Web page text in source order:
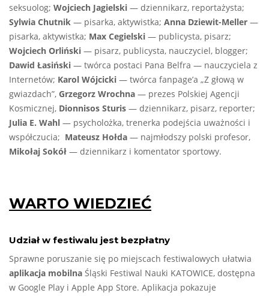
seksuolog; Wojciech Jagielski — dziennikarz, reportażysta;
Sylwia Chutnik — pisarka, aktywistka; Anna Dziewit-Meller —
pisarka, aktywistka; Max Cegielski — publicysta, pisarz;
Wojciech Orliński — pisarz, publicysta, nauczyciel, blogger;
Dawid Łasiński — twórca postaci Pana Belfra — nauczyciela z
Internetów; Karol Wójcicki — twórca fanpage’a „Z głową w
gwiazdach”, Grzegorz Wrochna — prezes Polskiej Agencji
Kosmicznej, Dionnisos Sturis — dziennikarz, pisarz, reporter;
Julia E. Wahl — psycholożka, trenerka podejścia uważności i
współczucia; Mateusz Hołda — najmłodszy polski profesor,
Mikołaj Sokół — dziennikarz i komentator sportowy.
WARTO WIEDZIEĆ
Udział w festiwalu jest bezpłatny
Sprawne poruszanie się po miejscach festiwalowych ułatwia
aplikacja mobilna Śląski Festiwal Nauki KATOWICE, dostępna
w Google Play i Apple App Store. Aplikacja pokazuje